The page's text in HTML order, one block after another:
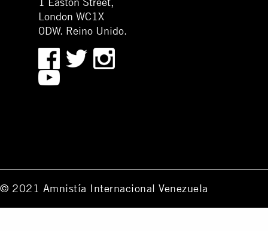
London WC1X
0DW. Reino Unido.
© 2021 Amnistía Internacional Venezuela